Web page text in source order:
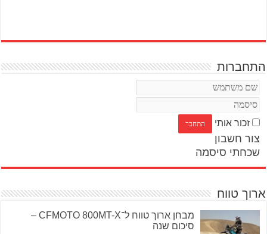
התחברות
זכור אותי
צור חשבון
שכחתי סיסמה
ארוך טווח
מבחן ארוך טווח ל־CFMOTO 800MT-X –
סיכום שנה